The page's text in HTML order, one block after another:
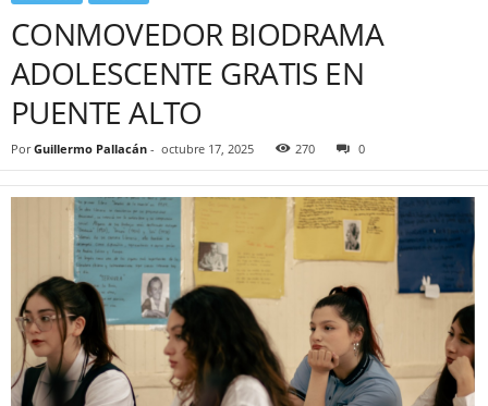
CONMOVEDOR BIODRAMA
ADOLESCENTE GRATIS EN
PUENTE ALTO
Por Guillermo Pallacán - octubre 17, 2025 270 0